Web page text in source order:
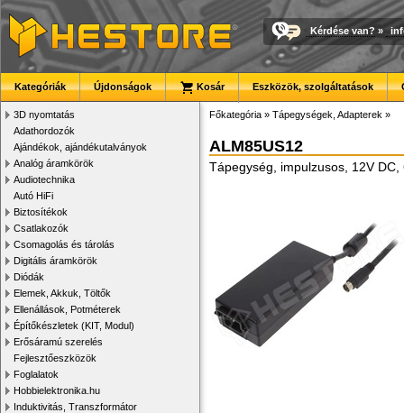
Kérdése van? »
Kategóriák Újdonságok Kosár Eszközök, szolgáltatások
3D nyomtatás
Adathordozók
Ajándékok, ajándékutalványok
Analóg áramkörök
Audiotechnika
Autó HiFi
Biztosítékok
Csatlakozók
Csomagolás és tárolás
Digitális áramkörök
Diódák
Elemek, Akkuk, Töltők
Ellenállások, Potméterek
Építőkészletek (KIT, Modul)
Erősáramú szerelés
Fejlesztőeszközök
Foglalatok
Hobbielektronika.hu
Induktivitás, Transzformátor
Főkategória » Tápegységek, Adapterek »
ALM85US12
Tápegység, impulzusos, 12V DC,